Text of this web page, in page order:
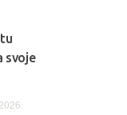
svoje